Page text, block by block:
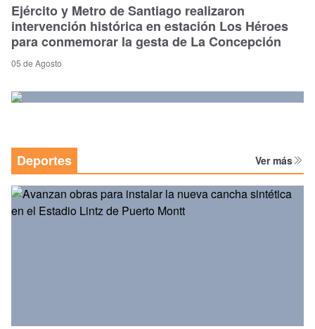
Ejército y Metro de Santiago realizaron
intervención histórica en estación Los Héroes
para conmemorar la gesta de La Concepción
05 de Agosto
Deportes Ver más